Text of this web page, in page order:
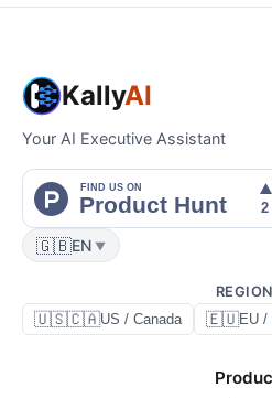
KallyAI
Your AI Executive Assistant
🇬🇧EN ▼
REGION
🇺🇸🇨🇦US / Canada 🇪🇺EU /